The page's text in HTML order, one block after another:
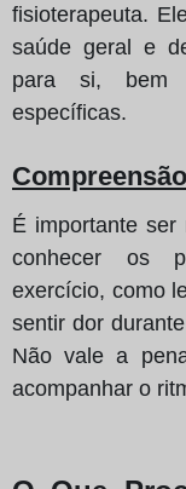
fisioterapeuta.
saúde geral e
para si, bem
específicas.
É importante
conhecer os
exercício, como
sentir dor
Não vale a
acompanhar o